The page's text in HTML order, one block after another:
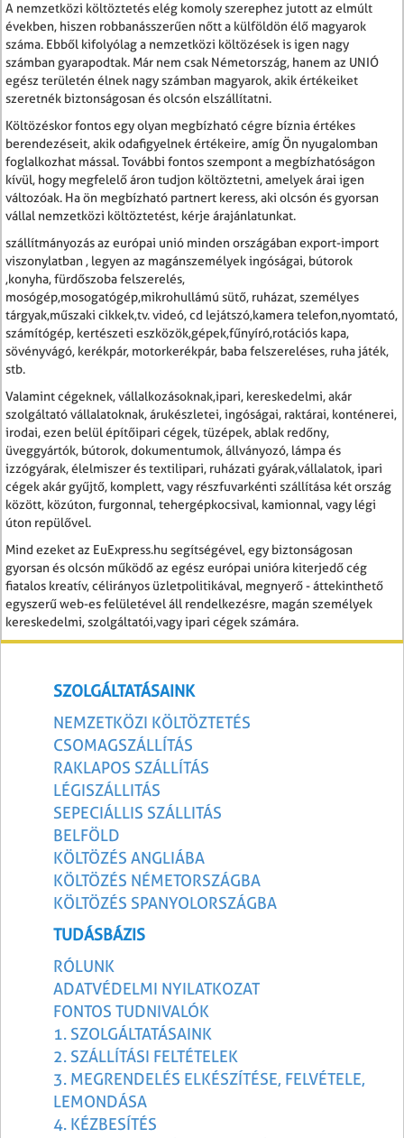
A nemzetközi költöztetés elég komoly szerephez jutott az elmúlt
években, hiszen robbanásszerűen nőtt a külföldön élő magyarok
száma. Ebből kifolyólag a nemzetközi költözések is igen nagy
számban gyarapodtak. Már nem csak Németország, hanem az UNIÓ
egész területén élnek nagy számban magyarok, akik értékeiket
szeretnék biztonságosan és olcsón elszállítatni.
Költözéskor fontos egy olyan megbízható cégre bíznia értékes
berendezéseit, akik odafigyelnek értékeire, amíg Ön nyugalomban
foglalkozhat mással. További fontos szempont a megbízhatóságon
kívül, hogy megfelelő áron tudjon költöztetni, amelyek árai igen
változóak. Ha ön megbízható partnert keress, aki olcsón és gyorsan
vállal nemzetközi költöztetést, kérje árajánlatunkat.
szállítmányozás az európai unió minden országában export-import
viszonylatban , legyen az magánszemélyek ingóságai, bútorok
,konyha, fürdőszoba felszerelés,
mosógép,mosogatógép,mikrohullámú sütő, ruházat, személyes
tárgyak,műszaki cikkek,tv. videó, cd lejátszó,kamera telefon,nyomtató,
számítógép, kertészeti eszközök,gépek,fűnyíró,rotációs kapa,
sövényvágó, kerékpár, motorkerékpár, baba felszereléses, ruha játék,
stb.
Valamint cégeknek, vállalkozásoknak,ipari, kereskedelmi, akár
szolgáltató vállalatoknak, árukészletei, ingóságai, raktárai, konténerei,
irodai, ezen belül építőipari cégek, tüzépek, ablak redőny,
üveggyártók, bútorok, dokumentumok, állványozó, lámpa és
izzógyárak, élelmiszer és textilipari, ruházati gyárak,vállalatok, ipari
cégek akár gyűjtő, komplett, vagy részfuvarkénti szállítása két ország
között, közúton, furgonnal, tehergépkocsival, kamionnal, vagy légi
úton repülővel.
Mind ezeket az EuExpress.hu segítségével, egy biztonságosan
gyorsan és olcsón működő az egész európai unióra kiterjedő cég
fiatalos kreatív, célirányos üzletpolitikával, megnyerő - áttekinthető
egyszerű web-es felületével áll rendelkezésre, magán személyek
kereskedelmi, szolgáltatói,vagy ipari cégek számára.
SZOLGÁLTATÁSAINK
NEMZETKÖZI KÖLTÖZTETÉS
CSOMAGSZÁLLÍTÁS
RAKLAPOS SZÁLLÍTÁS
LÉGISZÁLLITÁS
SEPECIÁLLIS SZÁLLITÁS
BELFÖLD
KÖLTÖZÉS ANGLIÁBA
KÖLTÖZÉS NÉMETORSZÁGBA
KÖLTÖZÉS SPANYOLORSZÁGBA
TUDÁSBÁZIS
RÓLUNK
ADATVÉDELMI NYILATKOZAT
FONTOS TUDNIVALÓK
1. SZOLGÁLTATÁSAINK
2. SZÁLLÍTÁSI FELTÉTELEK
3. MEGRENDELÉS ELKÉSZÍTÉSE, FELVÉTELE,
LEMONDÁSA
4. KÉZBESÍTÉS